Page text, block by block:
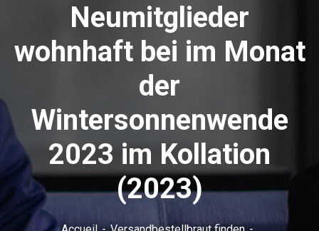
Neumitglieder
wohnhaft bei im Monat
der
Wintersonnenwende
2023 im Kollation
(2023)